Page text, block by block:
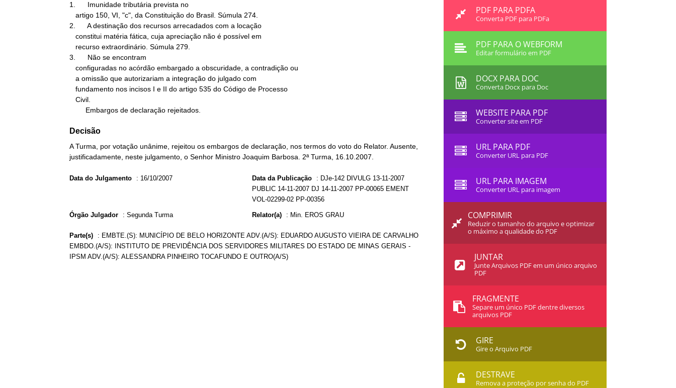
1.      Imunidade tributária prevista no
2.      A destinação dos recursos arrecadados com a locação
3.      Não se encontram
        Embargos de declaração rejeitados.
Decisão
A Turma, por votação unânime, rejeitou os embargos de declaração, nos termos do voto do Relator. Ausente,
justificadamente, neste julgamento, o Senhor Ministro Joaquim Barbosa. 2ª Turma, 16.10.2007.
Data do Julgamento : 16/10/2007 Data da Publicação : DJe-142 DIVULG 13-11-2007
PUBLIC 14-11-2007 DJ 14-11-2007 PP-00065 EMENT
VOL-02299-02 PP-00356
Órgão Julgador : Segunda Turma Relator(a) : Min. EROS GRAU
Parte(s) : EMBTE.(S): MUNICÍPIO DE BELO HORIZONTE ADV.(A/S): EDUARDO AUGUSTO VIEIRA DE CARVALHO
EMBDO.(A/S): INSTITUTO DE PREVIDÊNCIA DOS SERVIDORES MILITARES DO ESTADO DE MINAS GERAIS -
IPSM ADV.(A/S): ALESSANDRA PINHEIRO TOCAFUNDO E OUTRO(A/S)
PDF PARA PDFA
Converta PDF para PDFa
PDF PARA O WEBFORM
Editar formulário em PDF
DOCX PARA DOC
Converta Docx para Doc
WEBSITE PARA PDF
Converter site em PDF
URL PARA PDF
Converter URL para PDF
URL PARA IMAGEM
Converter URL para imagem
COMPRIMIR
Reduzir o tamanho do arquivo e optimizar
o máximo a qualidade do PDF
JUNTAR
Junte Arquivos PDF em um único arquivo
PDF
FRAGMENTE
Separe um único PDF dentre diversos
arquivos PDF
GIRE
Gire o Arquivo PDF
DESTRAVE
Remova a proteção por senha do PDF